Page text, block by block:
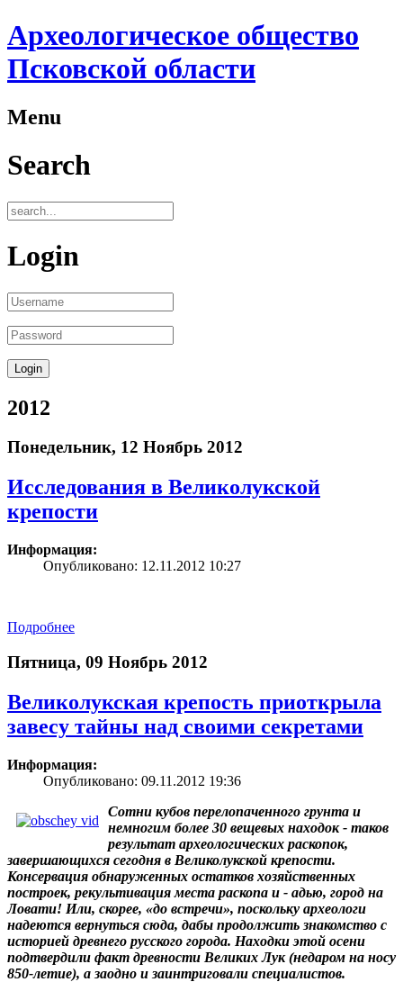
Археологическое общество
Псковской области
Menu
Search
Login
2012
Понедельник, 12 Ноябрь 2012
Исследования в Великолукской
крепости
Информация:
Опубликовано: 12.11.2012 10:27
Подробнее
Пятница, 09 Ноябрь 2012
Великолукская крепость приоткрыла
завесу тайны над своими секретами
Информация:
Опубликовано: 09.11.2012 19:36
Сотни кубов перелопаченного грунта и
немногим более 30 вещевых находок - таков
результат археологических раскопок,
завершающихся сегодня в Великолукской крепости.
Консервация обнаруженных остатков хозяйственных
построек, рекультивация места раскопа и - адью, город на
Ловати! Или, скорее, «до встречи», поскольку археологи
надеются вернуться сюда, дабы продолжить знакомство с
историей древнего русского города. Находки этой осени
подтвердили факт древности Великих Лук (недаром на носу
850-летие), а заодно и заинтриговали специалистов.